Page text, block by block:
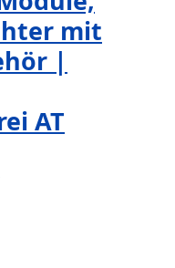
mit
|
AT